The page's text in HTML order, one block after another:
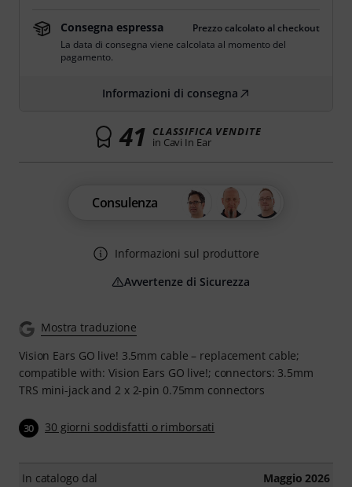
Mostra traduzione
Vision Ears GO live! 3.5mm cable – replacement cable;
compatible with: Vision Ears GO live!; connectors: 3.5mm
TRS mini-jack and 2 x 2-pin 0.75mm connectors
30 30 giorni soddisfatti o rimborsati
In catalogo dal Maggio 2026
Consegna espressa
Prezzo calcolato al checkout
La data di consegna viene calcolata al momento del
pagamento.
Informazioni di consegna
41 CLASSIFICA VENDITE
in Cavi In Ear
Consulenza
Informazioni sul produttore
Avvertenze di Sicurezza